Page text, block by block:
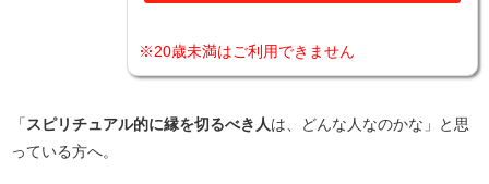
※20歳未満はご利用できません
「 スピリチュアル的に縁を切るべき人 は、どんな人なのかな」と思
っている方へ。